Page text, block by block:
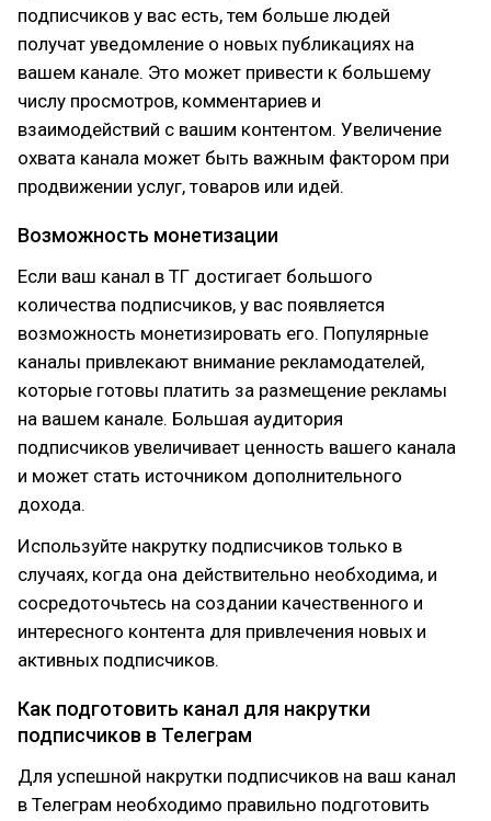
подписчиков у вас есть, тем больше людей
получат уведомление о новых публикациях на
вашем канале. Это может привести к большему
числу просмотров, комментариев и
взаимодействий с вашим контентом. Увеличение
охвата канала может быть важным фактором при
продвижении услуг, товаров или идей.
Возможность монетизации
Если ваш канал в ТГ достигает большого
количества подписчиков, у вас появляется
возможность монетизировать его. Популярные
каналы привлекают внимание рекламодателей,
которые готовы платить за размещение рекламы
на вашем канале. Большая аудитория
подписчиков увеличивает ценность вашего канала
и может стать источником дополнительного
дохода.
Используйте накрутку подписчиков только в
случаях, когда она действительно необходима, и
сосредоточьтесь на создании качественного и
интересного контента для привлечения новых и
активных подписчиков.
Как подготовить канал для накрутки
подписчиков в Телеграм
Для успешной накрутки подписчиков на ваш канал
в Телеграм необходимо правильно подготовить